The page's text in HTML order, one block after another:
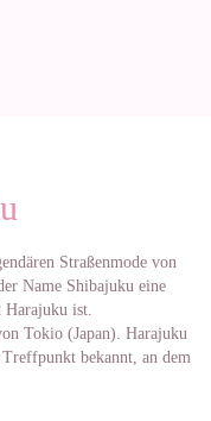
Straßenmode von
Name Shibajuku eine
Harajuku ist.
Tokio (Japan). Harajuku
bekannt, an dem
um ihren Modestil